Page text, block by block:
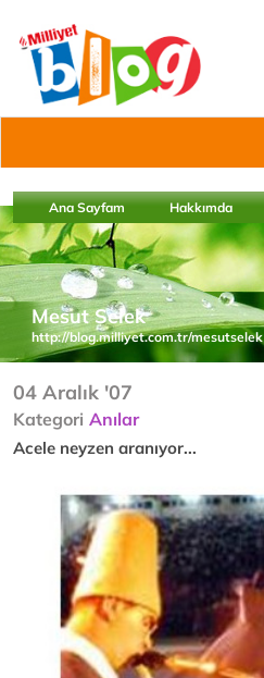
Ana Sayfam Hakkımda
Mesut Selek
http://blog.milliyet.com.tr/mesutselek
04 Aralık '07
Kategori Anılar
Acele neyzen aranıyor...